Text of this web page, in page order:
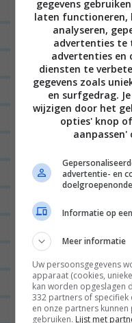
(die vind ik nogal
Verder waren de
chill. De spinazie
was lekker, de
met zich mee. Echt;
maaltijd. En ik
voorzet die normaal
diegene nietsss
Volg mijn leven via
hoogte van nieuwe
Trouwens… Wist je
VORIGE POST
gegevens
laten functioneren,
analyseren,
advertenties te
advertenties en
diensten te
gegevens zoals
en surfgedrag.
wijzigen door het
opties' knop
aanpassen'
advertentie- en
Informatie op
Meer informatie
Uw persoonsgegevens
apparaat (cookies,
kan worden opgeslagen
332 partners of
en onze partners
gebruiken. Lijst met